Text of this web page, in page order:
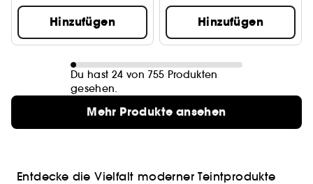
Hinzufügen Hinzufügen
Du hast 24 von 755 Produkten
gesehen.
Mehr Produkte ansehen
Entdecke die Vielfalt moderner Teintprodukte